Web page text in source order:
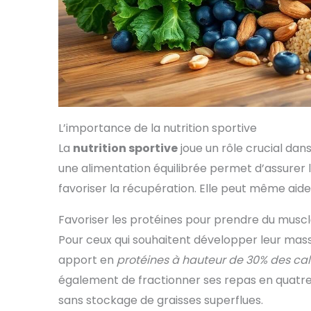
biologique par des
organismes de contrôle
agréés par le Ministère
des politiques
agricoles. FREEZE-DRIED,
LYOPHILISÉ: Utilisant une
technologie avancée,
nous broyons la baie
d'açaï congelé à basse
température pour
conserver tous les
nutriments
l’açaï en poudre.
DISPONIBILITÉ: L’entière
satisfaction du client
sommes disponibles
pour toute question ou
observation. EMBALLAGE
: L'emballage et les
peuvent varier dans le
temps, tandis que le
plein
de
et
L’importance de la nutrition sportive
La nutrition sportivejoue un rôle crucial
une alimentation équilibrée permet
favoriser la récupération. Elle peut même
Favoriser les protéines pour prendre du
Pour ceux qui souhaitent développer leur
apport en protéines à hauteur de 30% des
également de fractionner ses repas en
sans stockage de graisses superflues.